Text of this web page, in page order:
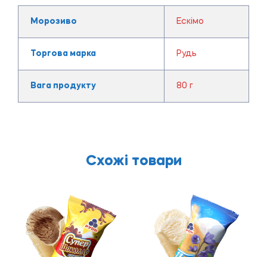
Морозиво Ескімо
Торгова марка Рудь
Вага продукту 80 г
Схожі товари